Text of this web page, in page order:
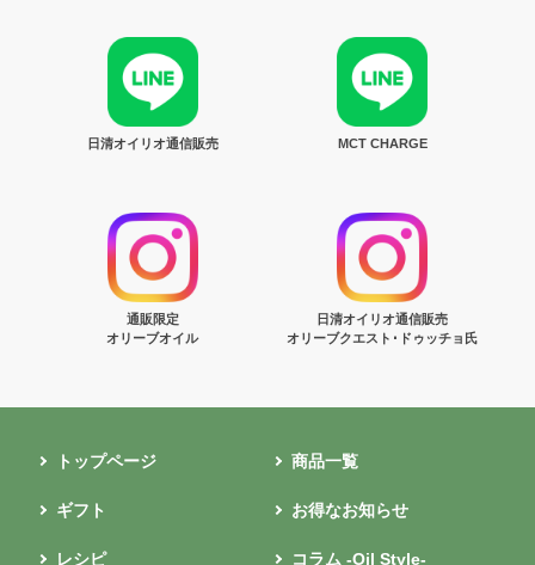
日清オイリオ通信販売 MCT CHARGE
通販限定
オリーブオイル
日清オイリオ通信販売
オリーブクエスト･ドゥッチョ氏
トップページ 商品一覧
ギフト お得なお知らせ
レシピ コラム -Oil Style-